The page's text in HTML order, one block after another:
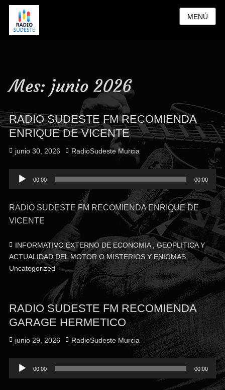
MENÚ
Mes: junio 2026
RADIO SUDESTE FM RECOMIENDA
ENRIQUE DE VICENTE
Publicado
junio 30, 2026 Autor
RadioSudeste Murcia
Reproductor
de
00:00 00:00
RADIO SUDESTE FM RECOMIENDA ENRIQUE DE
VICENTE
Categorías
INFORMATIVO EXTERNO DE ECONOMIA , GEOPLITICA Y
ACTUALIDAD DEL MOTOR O MISTERIOS Y ENIGMAS,
Uncategorized
RADIO SUDESTE FM RECOMIENDA
GARAGE HERMETICO
Publicado
junio 29, 2026 Autor
RadioSudeste Murcia
Reproductor
de
00:00 00:00